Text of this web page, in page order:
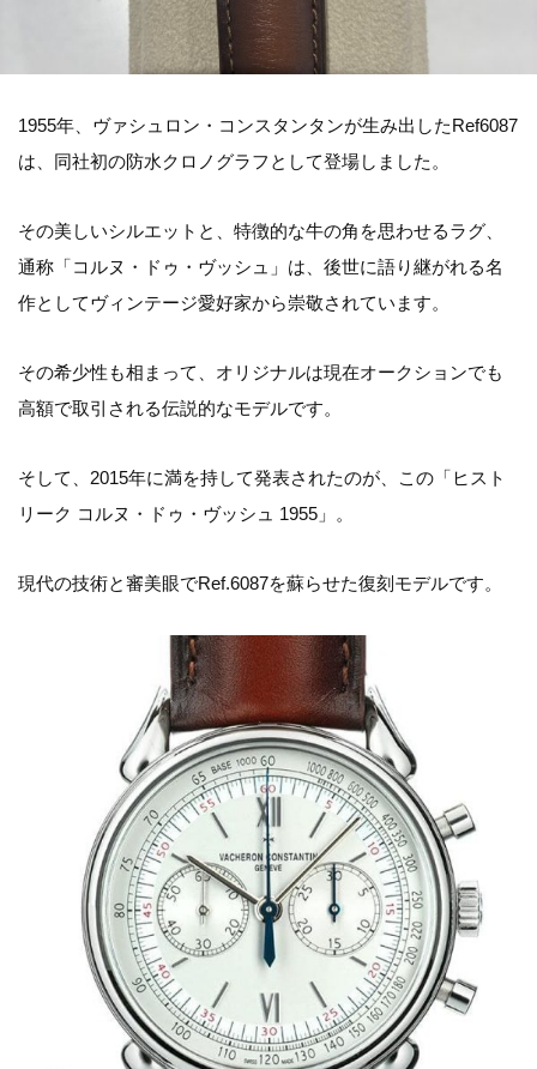
1955年、ヴァシュロン・コンスタンタンが生み出したRef6087
は、同社初の防水クロノグラフとして登場しました。
その美しいシルエットと、特徴的な牛の角を思わせるラグ、
通称「コルヌ・ドゥ・ヴッシュ」は、後世に語り継がれる名
作としてヴィンテージ愛好家から崇敬されています。
その希少性も相まって、オリジナルは現在オークションでも
高額で取引される伝説的なモデルです。
そして、2015年に満を持して発表されたのが、この「ヒスト
リーク コルヌ・ドゥ・ヴッシュ 1955」。
現代の技術と審美眼でRef.6087を蘇らせた復刻モデルです。